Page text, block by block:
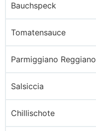
Bauchspeck
Tomatensauce
Parmiggiano Reggiano
Salsiccia
Chillischote